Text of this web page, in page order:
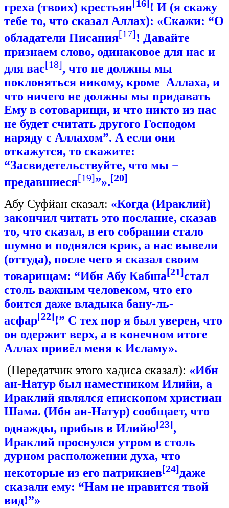
греха (твоих) крестьян [16] ! И (я скажу
тебе то, что сказал Аллах): «Скажи: “О
обладатели Писания[17]! Давайте
признаем слово, одинаковое для нас и
для вас[18], что не должны мы
поклоняться никому, кроме Аллаха, и
что ничего не должны мы придавать
Ему в сотоварищи, и что никто из нас
не будет считать другого Господом
наряду с Аллахом”. А если они
откажутся, то скажите:
“Засвидетельствуйте, что мы −
предавшиеся[19]”».[20]
Абу Суфйан сказал: «Когда (Ираклий)
закончил читать это послание, сказав
то, что сказал, в его собрании стало
шумно и поднялся крик, а нас вывели
(оттуда), после чего я сказал своим
товарищам: “Ибн Абу Кабша[21]стал
столь важным человеком, что его
боится даже владыка бану-ль-
асфар[22]!” С тех пор я был уверен, что
он одержит верх, а в конечном итоге
Аллах привёл меня к Исламу».
(Передатчик этого хадиса сказал): «Ибн
ан-Натур был наместником Илийи, а
Ираклий являлся епископом христиан
Шама. (Ибн ан-Натур) сообщает, что
однажды, прибыв в Илийю[23],
Ираклий проснулся утром в столь
дурном расположении духа, что
некоторые из его патрикиев[24]даже
сказали ему: “Нам не нравится твой
вид!”»